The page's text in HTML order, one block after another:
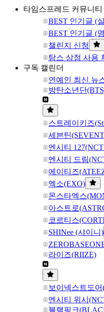
타임스프레드 커뮤니티
BEST 인기글 (
BEST 인기글 (
챌린지 신청
탐스 상점 사용
구독 캘린더
연예인 최신 뉴
방탄소년단
스트레이키즈
세븐틴
엔시티
엔시티 드림
에이티즈
엑소(EXO)
몬스타엑스
아스트로
코르티스
SHINee (샤이니)
라이즈(RIIZE)
보이넥스트도
엔시티 위시
블랙핑크